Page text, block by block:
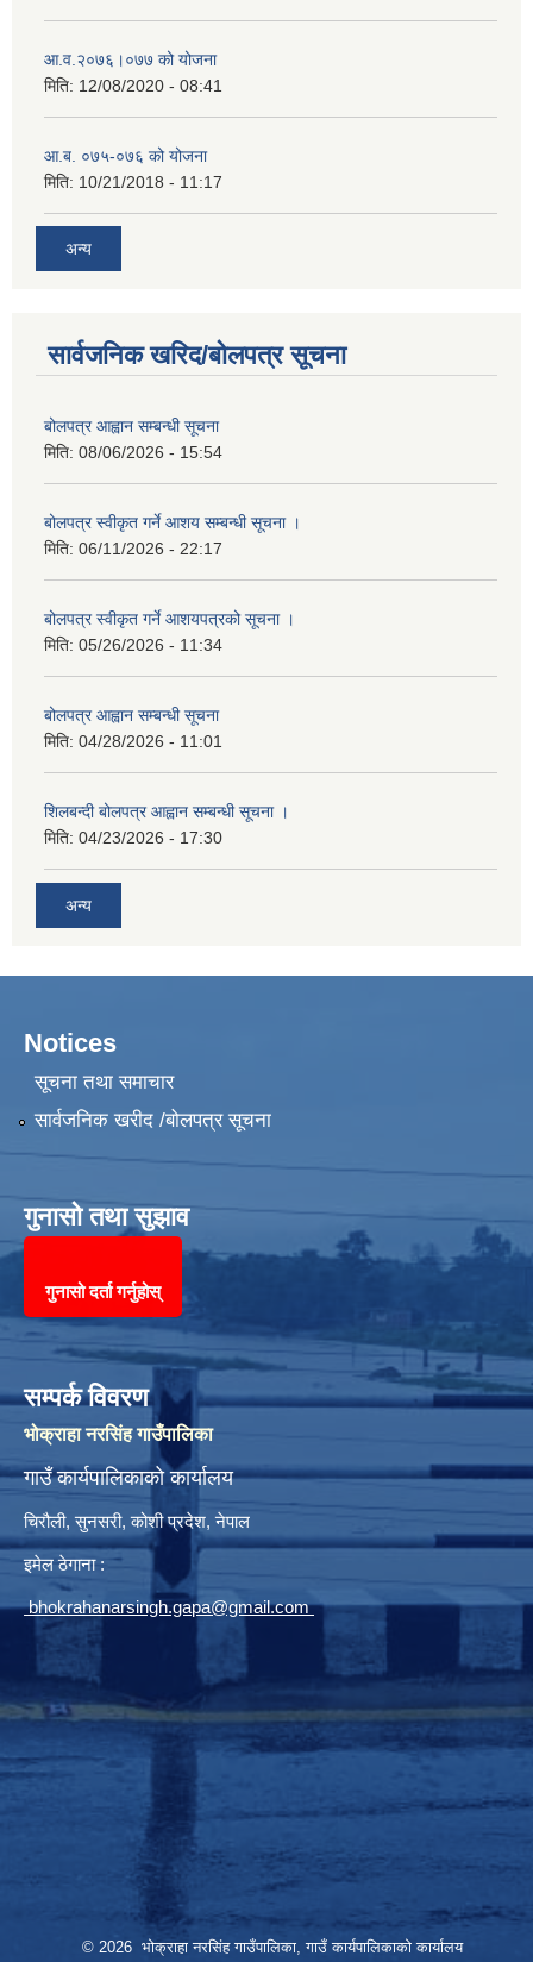
आ‍.व.२०७६।०७७ को योजना
मिति: 12/08/2020 - 08:41
आ.ब. ०७५-०७६ को योजना
मिति: 10/21/2018 - 11:17
अन्य
सार्वजनिक खरिद/बोलपत्र सूचना
बोलपत्र आह्वान सम्बन्धी सूचना
मिति: 08/06/2026 - 15:54
बोलपत्र स्वीकृत गर्ने आशय सम्बन्धी सूचना ।
मिति: 06/11/2026 - 22:17
बोलपत्र स्वीकृत गर्ने आशयपत्रको सूचना ।
मिति: 05/26/2026 - 11:34
बोलपत्र आह्वान सम्बन्धी सूचना
मिति: 04/28/2026 - 11:01
शिलबन्दी बोलपत्र आह्वान सम्बन्धी सूचना ।
मिति: 04/23/2026 - 17:30
अन्य
Notices
सूचना तथा समाचार
सार्वजनिक खरीद /बोलपत्र सूचना
गुनासो तथा सुझाव
गुनासो दर्ता गर्नुहोस्
सम्पर्क विवरण
भोक्राहा नरसिंह गाउँपालिका
गाउँ कार्यपालिकाको कार्यालय
चिरौली, सुनसरी, कोशी प्रदेश, नेपाल
इमेल ठेगाना :
bhokrahanarsingh.gapa@gmail.com
© 2026 भोक्राहा नरसिंह गाउँपालिका, गाउँ कार्यपालिकाको कार्यालय